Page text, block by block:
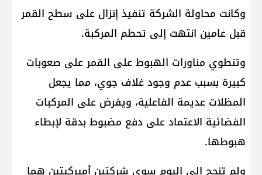
وكانت محاولة الشركة تنفيذ إنزال على سطح القمر
قبل عامين انتهت إلى تحطم المركبة.
وتنطوي مناورات الهبوط على القمر على صعوبات
كبيرة بسبب عدم وجود غلاف جوي، مما يجعل
المظلات عديمة الفاعلية، ويفرض على المركبات
الفضائية الاعتماد على دفع مضبوط بدقة لإبطاء
هبوطها.
ولم تنجح إلى اليوم سوى شركتين أميركيتين هما